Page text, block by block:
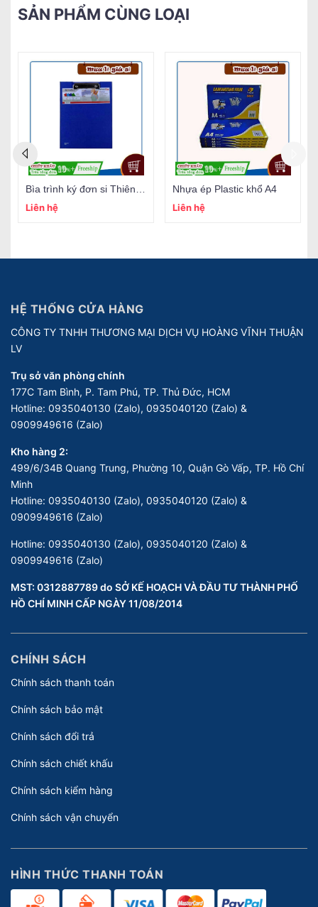
SẢN PHẨM CÙNG LOẠI
Liên hệ
Nhựa ép Plastic khổ A4
Liên hệ
HỆ THỐNG CỬA HÀNG
CÔNG TY TNHH THƯƠNG MẠI DỊCH VỤ HOÀNG VĨNH THUẬN
LV
Trụ sở văn phòng chính
177C Tam Bình, P. Tam Phú, TP. Thủ Đức, HCM
Hotline: 0935040130 (Zalo), 0935040120 (Zalo) &
0909949616 (Zalo)
Kho hàng 2:
499/6/34B Quang Trung, Phường 10, Quận Gò Vấp, TP. Hồ Chí
Minh
Hotline: 0935040130 (Zalo), 0935040120 (Zalo) &
0909949616 (Zalo)
Hotline: 0935040130 (Zalo), 0935040120 (Zalo) &
0909949616 (Zalo)
MST: 0312887789 do SỞ KẾ HOẠCH VÀ ĐẦU TƯ THÀNH PHỐ
HỒ CHÍ MINH CẤP NGÀY 11/08/2014
CHÍNH SÁCH
Chính sách thanh toán
Chính sách bảo mật
Chính sách đổi trả
Chính sách chiết khấu
Chính sách kiểm hàng
Chính sách vận chuyển
HÌNH THỨC THANH TOÁN